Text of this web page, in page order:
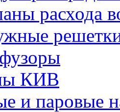
расхода
КИВ
и паровые